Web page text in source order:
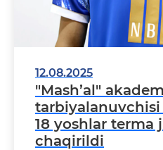
12.08.2025
"Mash’al"
tarbiyalanuvchisi
18 yoshlar terma
chaqirildi